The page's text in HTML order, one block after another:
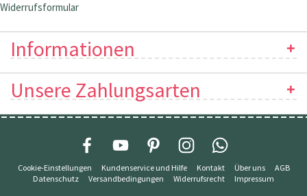
Widerrufsformular
Informationen
Unsere Zahlungsarten
Cookie-Einstellungen Kundenservice und Hilfe Kontakt Über uns
AGB
Datenschutz
Versandbedingungen Widerrufsrecht Impressum